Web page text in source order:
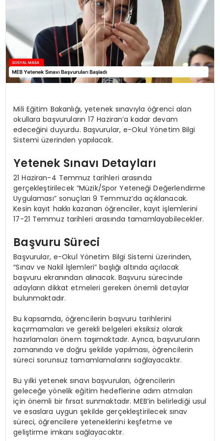
Mili Eğitim Bakanlığı, yetenek sınavıyla öğrenci alan
okullara başvuruların 17 Haziran’a kadar devam
edeceğini duyurdu. Başvurular, e-Okul Yönetim Bilgi
Sistemi üzerinden yapılacak.
Yetenek Sınavı Detayları
21 Haziran-4 Temmuz tarihleri arasında
gerçekleştirilecek “Müzik/Spor Yeteneği Değerlendirme
Uygulaması” sonuçları 9 Temmuz’da açıklanacak.
Kesin kayıt hakkı kazanan öğrenciler, kayıt işlemlerini
17-21 Temmuz tarihleri arasında tamamlayabilecekler.
Başvuru Süreci
Başvurular, e-Okul Yönetim Bilgi Sistemi üzerinden,
“Sınav ve Nakil İşlemleri” başlığı altında açılacak
başvuru ekranından alınacak. Başvuru sürecinde
adayların dikkat etmeleri gereken önemli detaylar
bulunmaktadır.
Bu kapsamda, öğrencilerin başvuru tarihlerini
kaçırmamaları ve gerekli belgeleri eksiksiz olarak
hazırlamaları önem taşımaktadır. Ayrıca, başvuruların
zamanında ve doğru şekilde yapılması, öğrencilerin
süreci sorunsuz tamamlamalarını sağlayacaktır.
Bu yılki yetenek sınavı başvuruları, öğrencilerin
geleceğe yönelik eğitim hedeflerine adım atmaları
için önemli bir fırsat sunmaktadır. MEB’in belirlediği usul
ve esaslara uygun şekilde gerçekleştirilecek sınav
süreci, öğrencilere yeteneklerini keşfetme ve
geliştirme imkanı sağlayacaktır.